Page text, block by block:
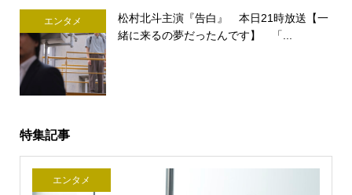
エンタメ
松村北斗主演『告白』 本日21時放送【一
緒に来るの夢だったんです】 「...
特集記事
エンタメ